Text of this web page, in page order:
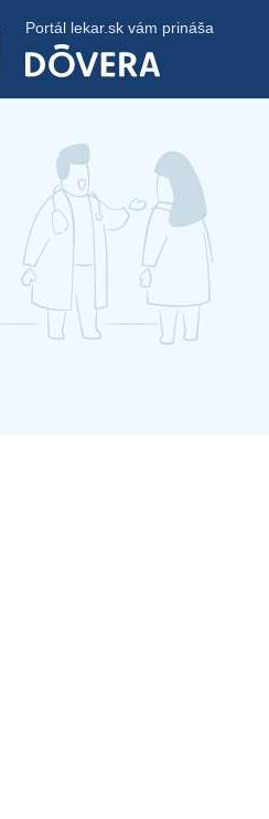
Portál lekar.sk vám prináša